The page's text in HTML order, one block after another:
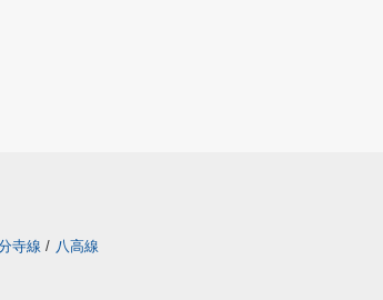
寺線 / 八高線